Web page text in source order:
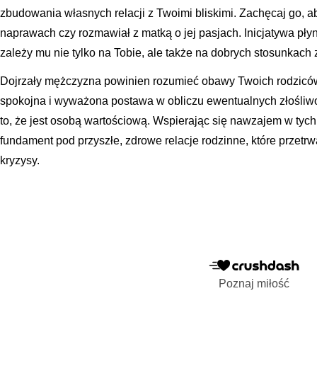
zbudowania własnych relacji z Twoimi bliskimi. Zachęcaj go,
naprawach czy rozmawiał z matką o jej pasjach. Inicjatywa
zależy mu nie tylko na Tobie, ale także na dobrych stosunkach
Dojrzały mężczyzna powinien rozumieć obawy Twoich
spokojna i wyważona postawa w obliczu ewentualnych
to, że jest osobą wartościową. Wspierając się nawzajem w
fundament pod przyszłe, zdrowe relacje rodzinne, które
kryzysy.
Poznaj miłość